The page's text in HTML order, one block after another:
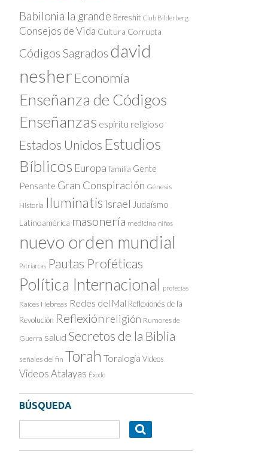
Babilonia la grande Bereshit Club Bilderberg
Consejos de Vida Cultura Corrupta
Códigos Sagrados david
nesher Economía
Enseñanza de Códigos
Enseñanzas espíritu religioso
Estados Unidos Estudios
Bíblicos Europa familia Gente
Pensante Gran Conspiración Génesis
Historia Iluminatis Israel Judaísmo
Latinoamérica masonería medicina niños
nuevo orden mundial
Patriarcas Pautas Proféticas
Política Internacional profecías
Raíces Hebreas Redes del Mal Reflexiones de la
Revolución Reflexión religión Rumores de
Guerra salud Secretos de la Biblia
señales del fin Torah Toralogía Videos
Videos Atalayas Éxodo
BÚSQUEDA